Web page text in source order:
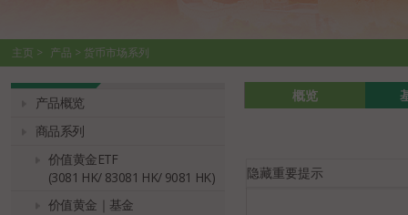
主页 产品 货币市场系列
产品概览
商品系列
价值黄金ETF
(3081 HK/ 83081 HK/ 9081 HK)
价值黄金｜基金
概览
隐藏重要提示